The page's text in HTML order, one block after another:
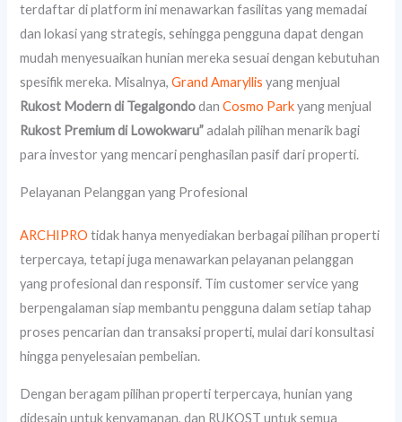
terdaftar di platform ini menawarkan fasilitas yang memadai
dan lokasi yang strategis, sehingga pengguna dapat dengan
mudah menyesuaikan hunian mereka sesuai dengan kebutuhan
spesifik mereka. Misalnya, Grand Amaryllis yang menjual
Rukost Modern di TegalgondodanCosmo Parkyang menjual
Rukost Premium di Lowokwaru”adalah pilihan menarik bagi
para investor yang mencari penghasilan pasif dari properti.
Pelayanan Pelanggan yang Profesional
ARCHIPRO tidak hanya menyediakan berbagai pilihan properti
terpercaya, tetapi juga menawarkan pelayanan pelanggan
yang profesional dan responsif. Tim customer service yang
berpengalaman siap membantu pengguna dalam setiap tahap
proses pencarian dan transaksi properti, mulai dari konsultasi
hingga penyelesaian pembelian.
Dengan beragam pilihan properti terpercaya, hunian yang
didesain untuk kenyamanan, dan RUKOST untuk semua